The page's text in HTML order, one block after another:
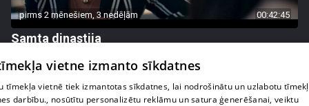
pirms 2 mēnešiem, 3 nedēļām 00:42:45
Samta dinastija
vietne izmanto sīkdatnes
tīmekļa vietnē tiek izmantotas sīkdatnes, lai nodrošinātu un uzlabotu
darbību., nosūtītu personalizētu reklāmu un satura ģenerēšanai, veiktu